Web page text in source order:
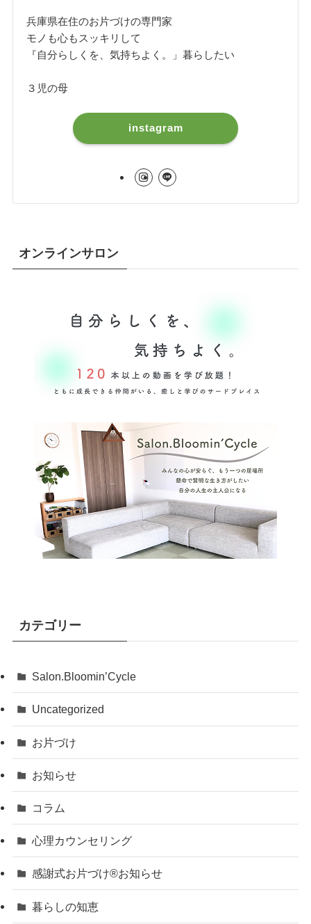
兵庫県在住のお片づけの専門家
モノも心もスッキリして
『自分らしくを、気持ちよく。」暮らしたい
３児の母
instagram
オンラインサロン
カテゴリー
Salon.Bloomin’Cycle
Uncategorized
お片づけ
お知らせ
コラム
心理カウンセリング
感謝式お片づけ®お知らせ
暮らしの知恵